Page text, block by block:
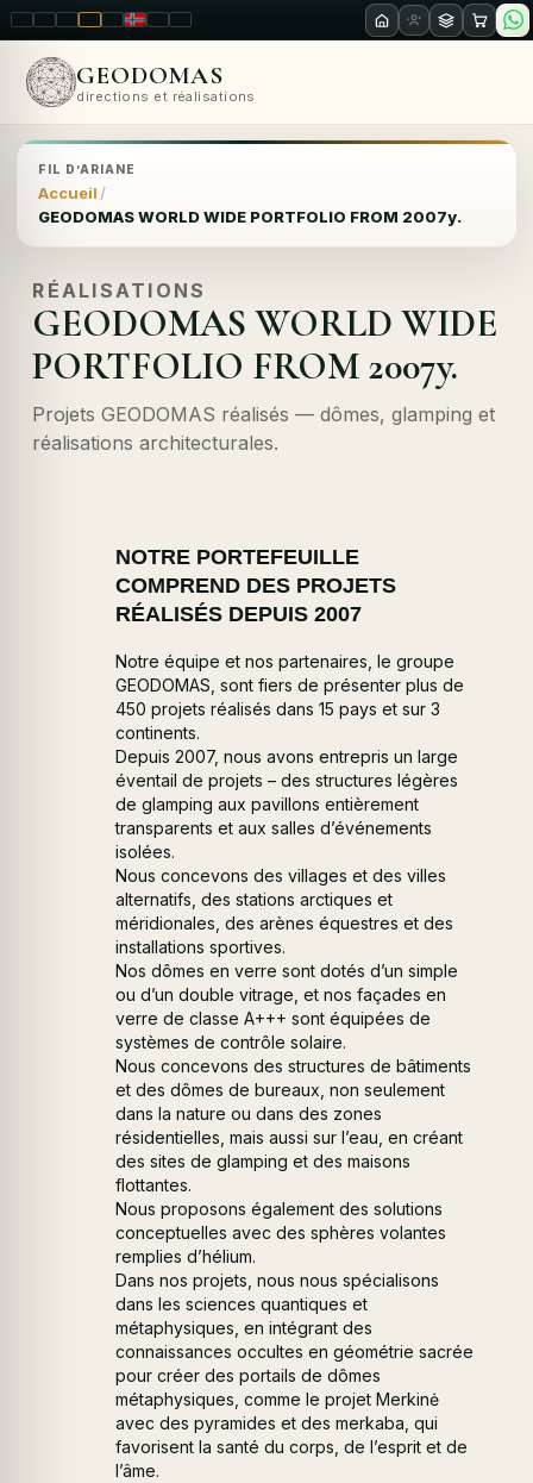
LT ENPL FR RUNOSKRO
GEODOMAS
directions et réalisations
FIL D’ARIANE
Accueil
GEODOMAS WORLD WIDE PORTFOLIO FROM 2007y.
RÉALISATIONS
GEODOMAS WORLD WIDE
PORTFOLIO FROM 2007y.
Projets GEODOMAS réalisés — dômes, glamping et
réalisations architecturales.
NOTRE PORTEFEUILLE
COMPREND DES PROJETS
RÉALISÉS DEPUIS 2007
Notre équipe et nos partenaires, le groupe
GEODOMAS, sont fiers de présenter plus de
450 projets réalisés dans 15 pays et sur 3
continents.
Depuis 2007, nous avons entrepris un large
éventail de projets – des structures légères
de glamping aux pavillons entièrement
transparents et aux salles d’événements
isolées.
Nous concevons des villages et des villes
alternatifs, des stations arctiques et
méridionales, des arènes équestres et des
installations sportives.
Nos dômes en verre sont dotés d’un simple
ou d’un double vitrage, et nos façades en
verre de classe A+++ sont équipées de
systèmes de contrôle solaire.
Nous concevons des structures de bâtiments
et des dômes de bureaux, non seulement
dans la nature ou dans des zones
résidentielles, mais aussi sur l’eau, en créant
des sites de glamping et des maisons
flottantes.
Nous proposons également des solutions
conceptuelles avec des sphères volantes
remplies d’hélium.
Dans nos projets, nous nous spécialisons
dans les sciences quantiques et
métaphysiques, en intégrant des
connaissances occultes en géométrie sacrée
pour créer des portails de dômes
métaphysiques, comme le projet Merkinė
avec des pyramides et des merkaba, qui
favorisent la santé du corps, de l’esprit et de
l’âme.